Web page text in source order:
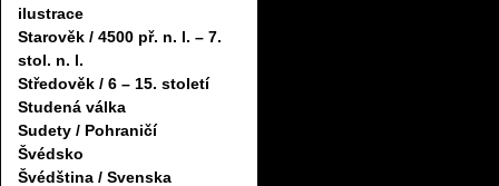
ilustrace
Starověk / 4500 př. n. l. – 7.
stol. n. l.
Středověk / 6 – 15. století
Studená válka
Sudety / Pohraničí
Švédsko
Švédština / Svenska